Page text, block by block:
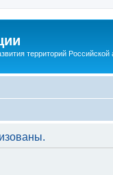
территорий Российской